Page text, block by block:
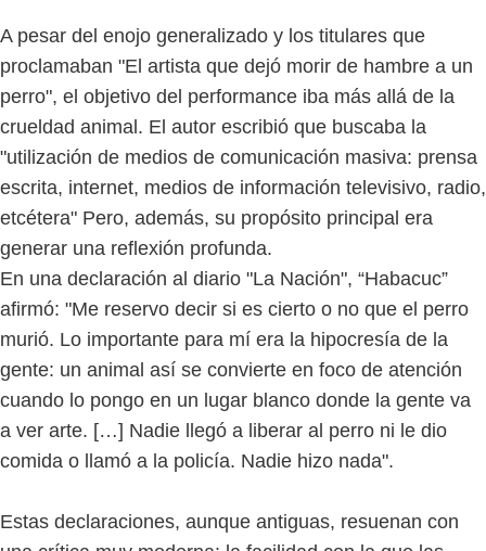
A pesar del enojo generalizado y los titulares que
proclamaban "El artista que dejó morir de hambre a un
perro", el objetivo del performance iba más allá de la
crueldad animal. El autor escribió que buscaba la
"utilización de medios de comunicación masiva: prensa
escrita, internet, medios de información televisivo, radio,
etcétera" Pero, además, su propósito principal era
generar una reflexión profunda.
En una declaración al diario "La Nación", “Habacuc”
afirmó: "Me reservo decir si es cierto o no que el perro
murió. Lo importante para mí era la hipocresía de la
gente: un animal así se convierte en foco de atención
cuando lo pongo en un lugar blanco donde la gente va
a ver arte. […] Nadie llegó a liberar al perro ni le dio
comida o llamó a la policía. Nadie hizo nada".
Estas declaraciones, aunque antiguas, resuenan con